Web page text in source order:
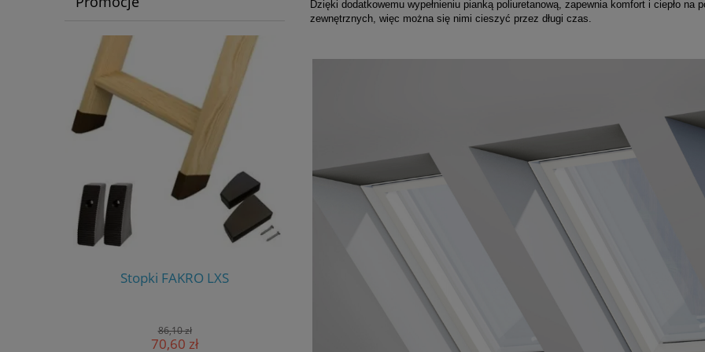
Stopki FAKRO LXS
86,10 zł
70,60 zł
Sterownik VTS Volcano EC
Okno do płaskiego dachu Fakro
DMC-M P2 60x60
3 031,95 zł
Dzięki dodatkowemu wypełnieniu pianką poliuretanową, zapewnia komfort i ciepło na
zewnętrznych, więc można się nimi cieszyć przez długi czas.